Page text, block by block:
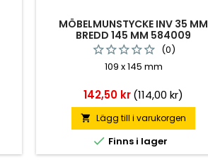
MÖBELMUNSTYCKE INV 35 MM
BREDD 145 MM 584009
(0)
109 x 145 mm
Pris
142,50 kr(114,00 kr)
 Lägg till i varukorgen
 Finns i lager